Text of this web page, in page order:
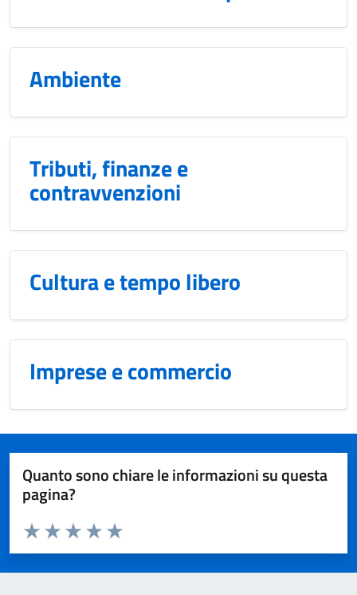
Ambiente
Tributi, finanze e
contravvenzioni
Cultura e tempo libero
Imprese e commercio
Quanto sono chiare le informazioni su questa
pagina?
Domanda
Valuta da 1 a 5 stelle la pagina
Valuta 5 stelle su 5
Valuta 4 stelle su 5
Valuta 3 stelle su 5
Valuta 2 stelle su 5
Valuta 1 stelle su 5